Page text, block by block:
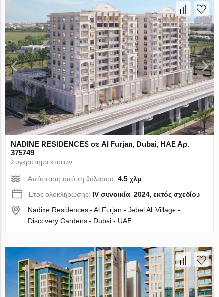
NADINE RESIDENCES σε Al Furjan, Dubai, ΗΑΕ Αρ.
375749
Συγκρότημα κτιρίων
Απόσταση από τη θάλασσα:4.5 χλμ
Έτος ολοκλήρωσης: IV συνοικία, 2024, εκτός σχεδίου
Nadine Residences - Al Furjan - Jebel Ali Village -
Discovery Gardens - Dubai - UAE